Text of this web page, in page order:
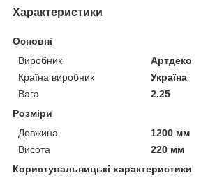
Характеристики
Основні
Виробник
Артдеко
Країна виробник
Україна
Вага
2.25
Розміри
Довжина
1200 мм
Висота
220 мм
Користувальницькі характеристики